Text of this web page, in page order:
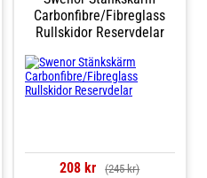
Carbonfibre/Fibreglass
Rullskidor Reservdelar
208 kr (245 kr)